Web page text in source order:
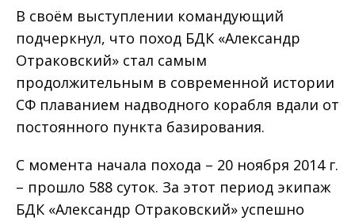
В своём выступлении командующий
подчеркнул, что поход БДК «Александр
Отраковский» стал самым
продолжительным в современной истории
СФ плаванием надводного корабля вдали от
постоянного пункта базирования.
С момента начала похода – 20 ноября 2014 г.
– прошло 588 суток. За этот период экипаж
БДК «Александр Отраковский» успешно